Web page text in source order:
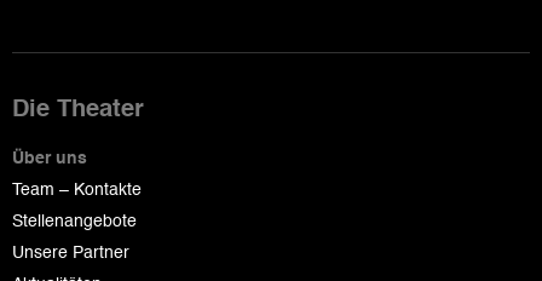
Die Theater
Über uns
Team – Kontakte
Stellenangebote
Unsere Partner